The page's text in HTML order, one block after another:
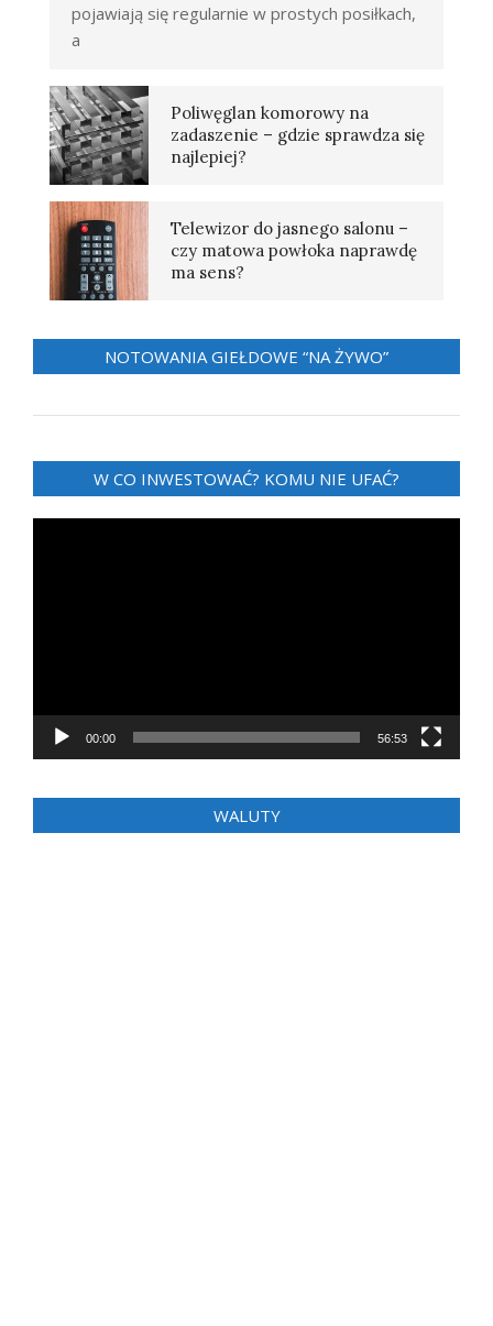
pojawiają się regularnie w prostych posiłkach,
a
Poliwęglan komorowy na
zadaszenie – gdzie sprawdza się
najlepiej?
Telewizor do jasnego salonu –
czy matowa powłoka naprawdę
ma sens?
NOTOWANIA GIEŁDOWE “NA ŻYWO”
W CO INWESTOWAĆ? KOMU NIE UFAĆ?
00:00 56:53
WALUTY